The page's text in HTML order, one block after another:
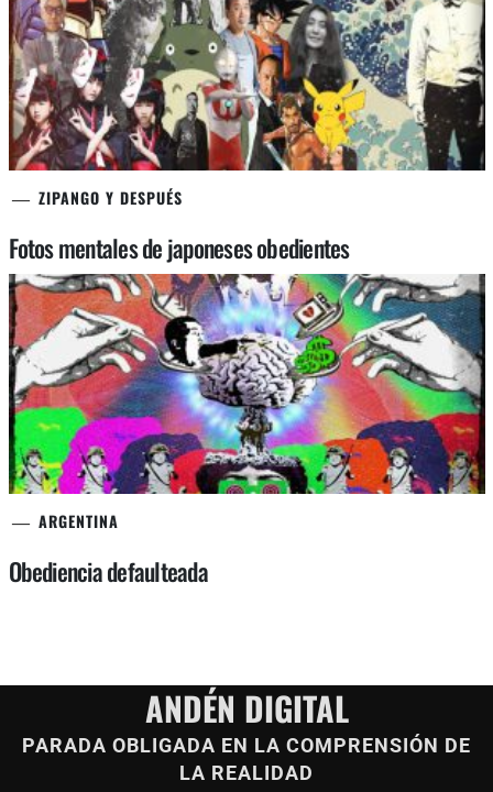
ZIPANGO Y DESPUÉS
Fotos mentales de japoneses obedientes
ARGENTINA
Obediencia defaulteada
ANDÉN DIGITAL
PARADA OBLIGADA EN LA COMPRENSIÓN DE
LA REALIDAD